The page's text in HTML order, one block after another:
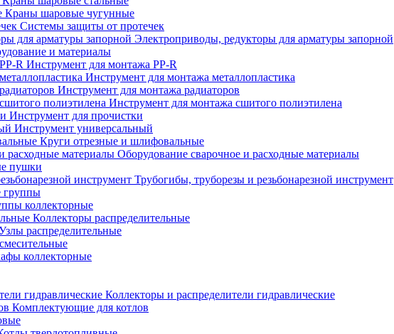
Краны шаровые чугунные
Системы защиты от протечек
Электроприводы, редукторы для арматуры запорной
и материалы
Инструмент для монтажа PP-R
Инструмент для монтажа металлопластика
Инструмент для монтажа радиаторов
Инструмент для монтажа сшитого полиэтилена
Инструмент для прочистки
Инструмент универсальный
Круги отрезные и шлифовальные
Оборудование сварочное и расходные материалы
пушки
Трубогибы, труборезы и резьбонарезной инструмент
группы
коллекторные
Коллекторы распределительные
распределительные
коллекторные
Коллекторы и распределители гидравлические
Комплектующие для котлов